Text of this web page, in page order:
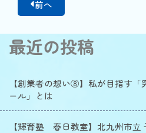
前へ
最近の投稿
【創業者の想い⑧】私が目指す「
ール」とは
【輝育塾 春日教室】北九州市立